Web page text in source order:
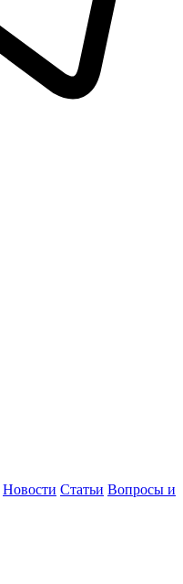
Новости Статьи Вопросы и